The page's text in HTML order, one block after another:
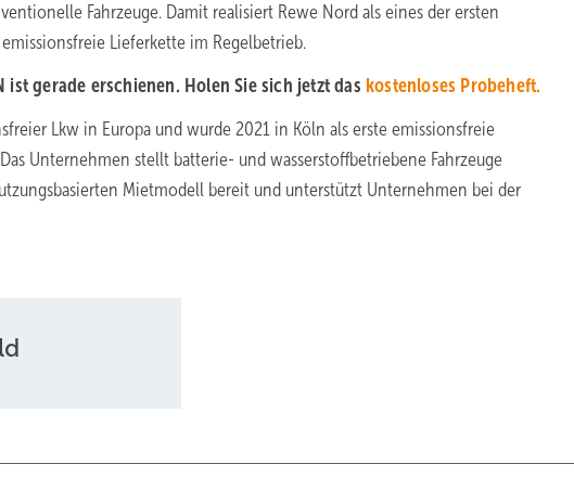
Fahrzeuge. Damit realisiert Rewe Nord als eines der ersten
Lieferkette im Regelbetrieb.
ist gerade erschienen. Holen Sie sich jetzt das kostenloses Probeheft.
Lkw in Europa und wurde 2021 in Köln als erste emissionsfreie
Unternehmen stellt batterie- und wasserstoffbetriebene Fahrzeuge
Mietmodell bereit und unterstützt Unternehmen bei der